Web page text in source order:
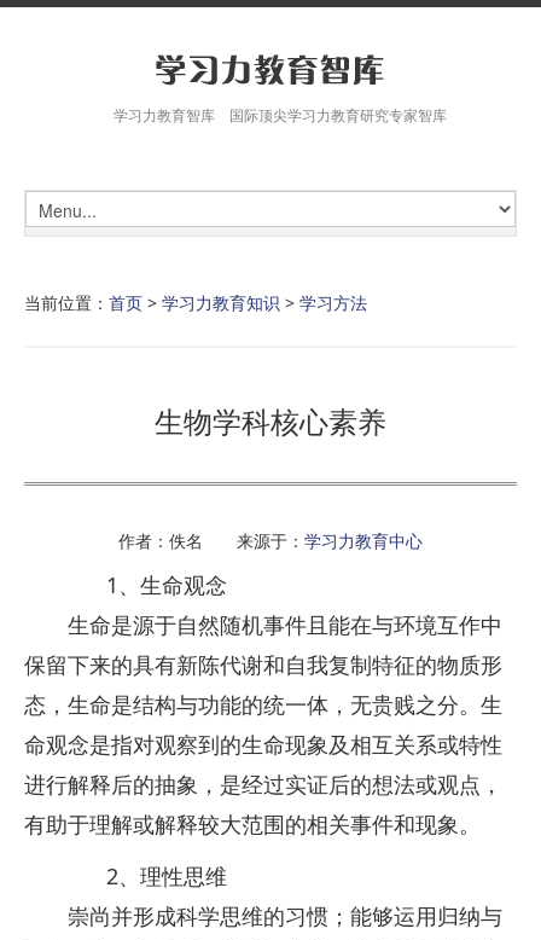
学习力教育智库 国际顶尖学习力教育研究专家智库
当前位置： 首页 > 学习力教育知识 > 学习方法
生物学科核心素养
作者：佚名 来源于： 学习力教育中心
1、生命观念
生命是源于自然随机事件且能在与环境互作中
保留下来的具有新陈代谢和自我复制特征的物质形
态，生命是结构与功能的统一体，无贵贱之分。生
命观念是指对观察到的生命现象及相互关系或特性
进行解释后的抽象，是经过实证后的想法或观点，
有助于理解或解释较大范围的相关事件和现象。
2、理性思维
崇尚并形成科学思维的习惯；能够运用归纳与